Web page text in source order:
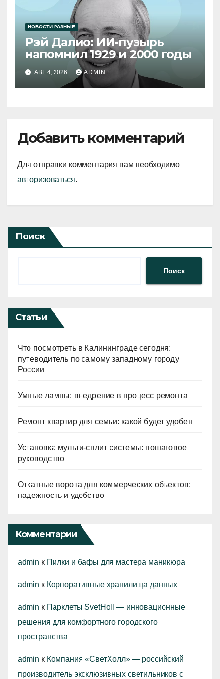
НОВОСТИ РАЗНЫЕ
Рэй Далио: ИИ-пузырь
напомнил 1929 и 2000 годы
АВГ 4, 2026 ADMIN
Добавить комментарий
Для отправки комментария вам необходимо
авторизоваться.
Поиск
Поиск
Статьи
Что посмотреть в Калининграде сегодня:
путеводитель по самому западному городу
России
Умные лампы: внедрение в процесс ремонта
Ремонт квартир для семьи: какой будет удобен
Установка мульти-сплит системы: пошаговое
руководство
Откатные ворота для коммерческих объектов:
надежность и удобство
Комментарии
admin к Пилки и бафы для мастера маникюра
admin к Корпоративные хранилища данных
admin к Парклеты SvetHoll — инновационные
решения для комфортного городского
пространства
admin к Компания «СветХолл» — российский
производитель эксклюзивных светильников с